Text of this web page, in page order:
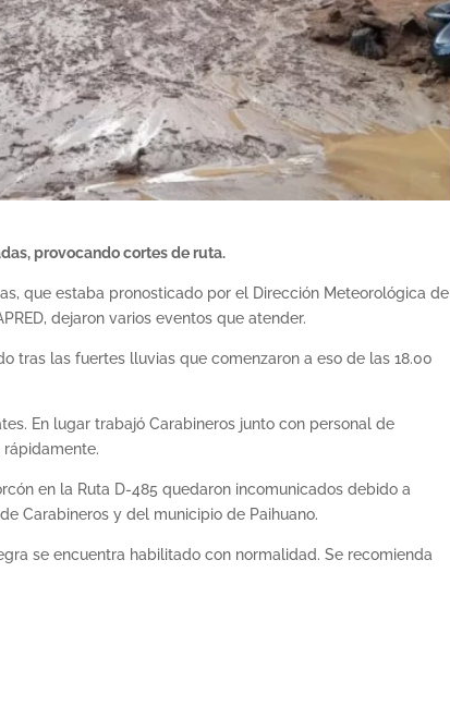
provocando cortes de ruta.
que estaba pronosticado por el Dirección Meteorológica de
dejaron varios eventos que atender.
tras las fuertes lluvias que comenzaron a eso de las 18.00
En lugar trabajó Carabineros junto con personal de
en la Ruta D-485 quedaron incomunicados debido a
Carabineros y del municipio de Paihuano.
se encuentra habilitado con normalidad. Se recomienda